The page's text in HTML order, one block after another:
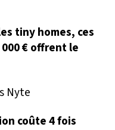
tiny homes, ces
€ offrent le
coûte 4 fois